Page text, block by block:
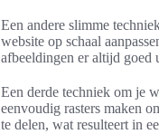
Een andere slimme
website op schaal
afbeeldingen er altijd goed
Een derde techniek om je
eenvoudig rasters maken
te delen, wat resulteert in